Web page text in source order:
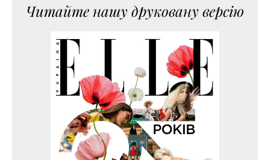
Читайте нашу друковану версію